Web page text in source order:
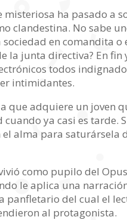
misteriosa ha pasado a
clandestina. No sabe
en comandita
la junta directiva? En
todos
intimidantes.
que adquiere un
ya casi es
alma para
como pupilo del
le aplica una
del cual el
al protagonista.